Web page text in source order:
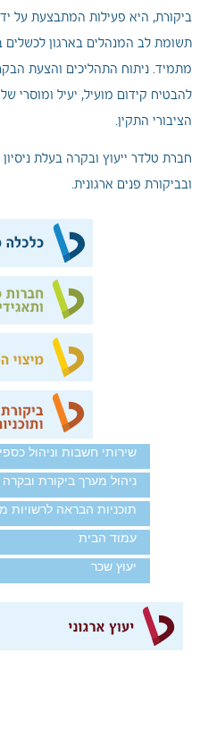
שירותי חשבות וניהול
ניהול מערך ביקורת ובקרה
תוכניות הבראה לרשויות
עמוד הבית
יעוץ שכר
ביקורת, היא פעילות המתבצעת על
תשומת לב המנהלים בארגון לכשלים
מתמיד. ניתוח התהליכים והצעת
להבטיח קידום מועיל, יעיל ומוסרי
הציבורי התקין.
חברת טלדר ייעוץ ובקרה בעלת
ובביקורת פנים ארגונית.